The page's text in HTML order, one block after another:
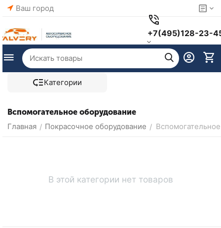
Ваш город
+7(495)128-23-
Категории
Вспомогательное оборудование
Главная / Покрасочное оборудование /
В этой категории нет товаров